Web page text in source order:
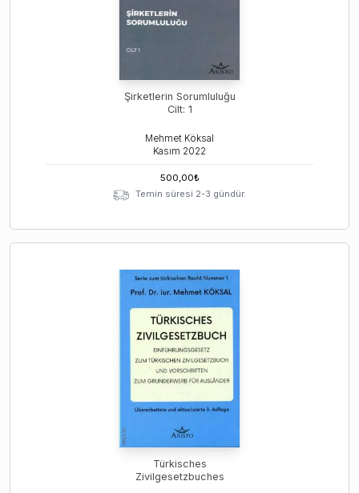
Şirketlerin Sorumluluğu
Cilt: 1
Mehmet Köksal
Kasım 2022
500,00₺
Temin süresi 2-3 gündür.
Türkisches
Zivilgesetzbuches